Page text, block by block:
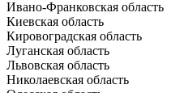
Ивано-Франковская область
Киевская область
Кировоградская область
Луганская область
Львовская область
Николаевская область